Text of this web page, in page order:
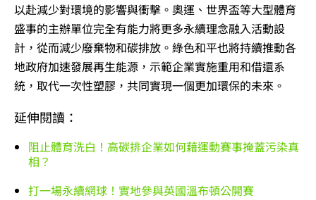
以赴減少對環境的影響與衝擊。奧運、世界盃等大型體育
盛事的主辦單位完全有能力將更多永續理念融入活動設
計，從而減少廢棄物和碳排放。綠色和平也將持續推動各
地政府加速發展再生能源，示範企業實施重用和借還系
統，取代一次性塑膠，共同實現一個更加環保的未來。
延伸閱讀：
阻止體育洗白！高碳排企業如何藉運動賽事掩蓋污染真
相？
打一場永續網球！實地參與英國溫布頓公開賽